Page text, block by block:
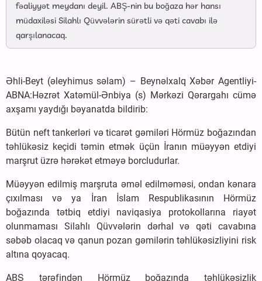
fəaliyyət meydanı deyil. ABŞ-nin bu boğaza hər hansı
müdaxiləsi Silahlı Qüvvələrin sürətli və qəti cavabı ilə
qarşılanacaq.
Əhli-Beyt (əleyhimus səlam) – Beynəlxalq Xəbər Agentliyi-
ABNA:Həzrət Xatəmül-Ənbiya (s) Mərkəzi Qərargahı cümə
axşamı yaydığı bəyanatda bildirib:
Bütün neft tankerləri və ticarət gəmiləri Hörmüz boğazından
təhlükəsiz keçidi təmin etmək üçün İranın müəyyən etdiyi
marşrut üzrə hərəkət etməyə borcludurlar.
Müəyyən edilmiş marşruta əməl edilməməsi, ondan kənara
çıxılması və ya İran İslam Respublikasının Hörmüz
boğazında tətbiq etdiyi naviqasiya protokollarına riayət
olunmaması Silahlı Qüvvələrin dərhal və qəti cavabına
səbəb olacaq və qanun pozan gəmilərin təhlükəsizliyini risk
altına qoyacaq.
ABŞ tərəfindən Hörmüz boğazında təhlükəsizlik